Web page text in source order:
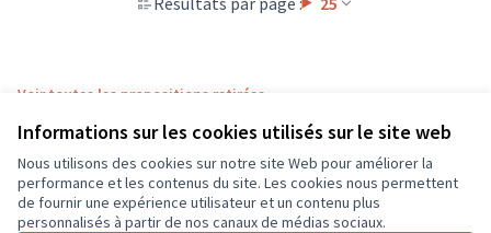
Informations sur les cookies utilisés sur le site web
Nous utilisons des cookies sur notre site Web pour améliorer la
performance et les contenus du site. Les cookies nous permettent
de fournir une expérience utilisateur et un contenu plus
personnalisés à partir de nos canaux de médias sociaux.
Voir toutes les propositions retirées
Conditions d'utilisation
Paramètres des cookies
CD37 sur XCD37 sur Facebook
CD37 sur Instagram
CD37 sur YouTube